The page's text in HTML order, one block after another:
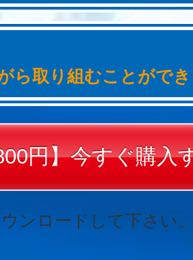
ら取り組むことがで
円】今すぐ購入
ンロードして下さい